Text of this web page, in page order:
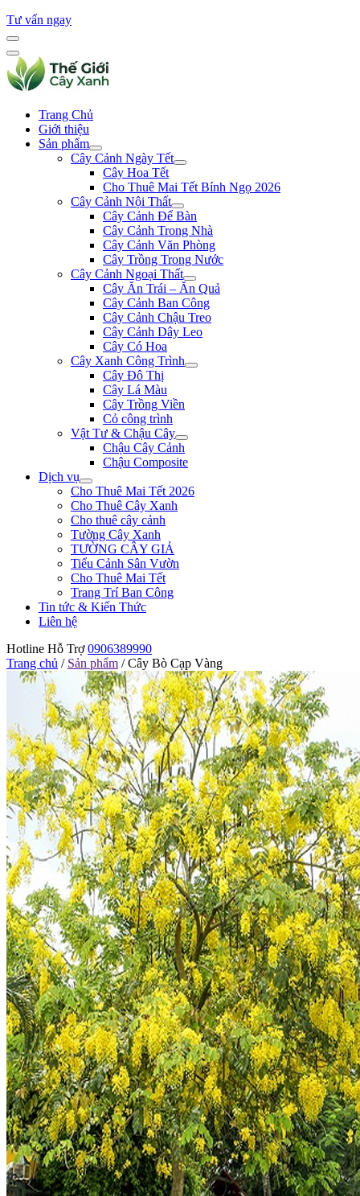
Tư vấn ngay
Trang Chủ
Giới thiệu
Sản phẩm
Cây Cảnh Ngày Tết
Cây Hoa Tết
Cho Thuê Mai Tết Bính Ngọ 2026
Cây Cảnh Nội Thất
Cây Cảnh Để Bàn
Cây Cảnh Trong Nhà
Cây Cảnh Văn Phòng
Cây Trồng Trong Nước
Cây Cảnh Ngoại Thất
Cây Ăn Trái – Ăn Quả
Cây Cảnh Ban Công
Cây Cảnh Chậu Treo
Cây Cảnh Dây Leo
Cây Có Hoa
Cây Xanh Công Trình
Cây Đô Thị
Cây Lá Màu
Cây Trồng Viền
Cỏ công trình
Vật Tư & Chậu Cây
Chậu Cây Cảnh
Chậu Composite
Dịch vụ
Cho Thuê Mai Tết 2026
Cho Thuê Cây Xanh
Cho thuê cây cảnh
Tường Cây Xanh
TƯỜNG CÂY GIẢ
Tiểu Cảnh Sân Vườn
Cho Thuê Mai Tết
Trang Trí Ban Công
Tin tức & Kiến Thức
Liên hệ
Hotline Hỗ Trợ 0906389990
Trang chủ / Sản phẩm / Cây Bò Cạp Vàng